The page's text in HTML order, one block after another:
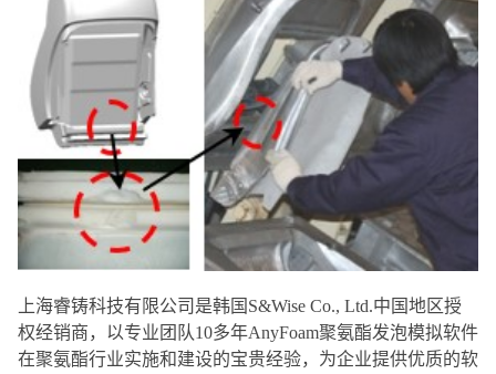
上海睿铸科技有限公司是韩国S&Wise Co., Ltd.中国地区授
权经销商，以专业团队10多年AnyFoam聚氨酯发泡模拟软件
在聚氨酯行业实施和建设的宝贵经验，为企业提供优质的软